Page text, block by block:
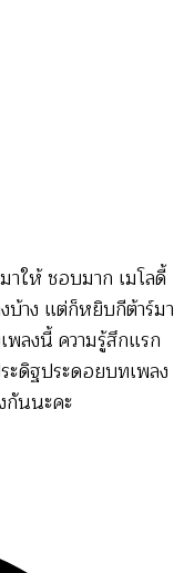
ให้ ชอบมาก เมโลดี้
บ้าง แต่ก็หยิบกีต้าร์มา
ลงนี้ ความรู้สึกแรก
ดิฐประดอยบทเพลง
นนะคะ